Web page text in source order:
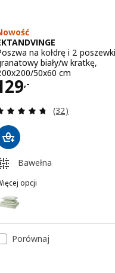
na kołdrę i 2
biały/w kratkę,
50x60 cm
,- 129,-
Recenzja: 4.7
(32)
Bawełna
opcji
EKTANDVINGE,
EKTANDVINGE,
Porównaj